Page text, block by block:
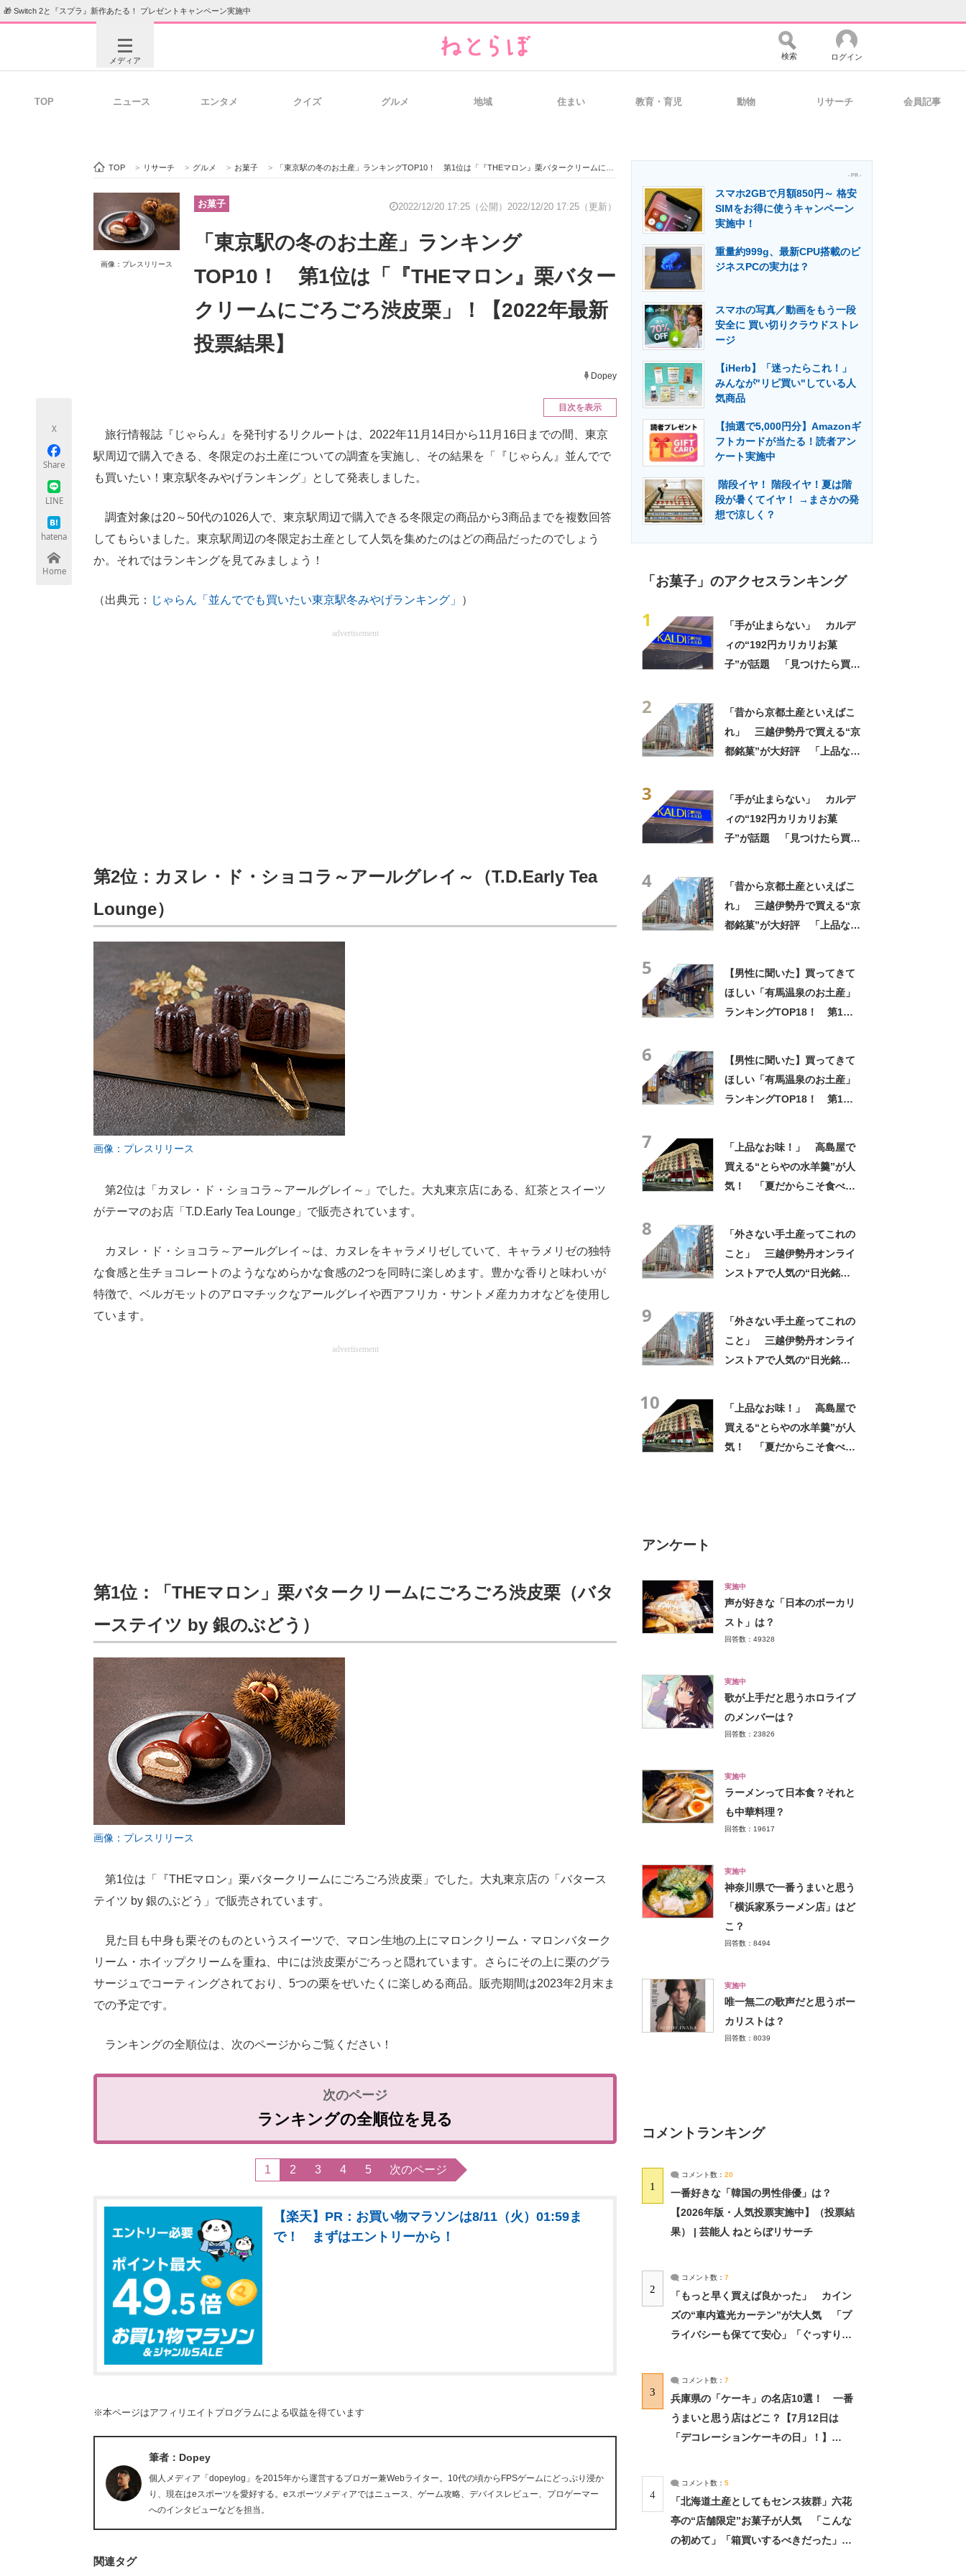
🎁 Switch 2と『スプラ』新作あたる！ プレゼントキャンペーン実施中
メディア
ビジネスと働き方のヒント 経営リーダーのコミュニティ マーケ×ITの今がよく分かる
ITエンジニア向け専門サイト 製造業のIT導入・活用を支援
モノづくり技術者専門サイト エレクトロニクス専門サイト エネルギーの専門メディア 建設×テクノロジーの最前線
検索 ログイン
TOP ニュース エンタメ クイズ グルメ 地域 住まい 教育・育児 動物 リサーチ 会員記事
TOP > リサーチ > グルメ > お菓子 > 「東京駅の冬のお土産」ランキングTOP10！ 第1位は「『THEマロン』栗バタークリームにごろごろ渋皮栗」！【2022年最新投票結果】
画像：プレスリリース
お菓子 2022/12/20 17:25（公開） 2022/12/20 17:25（更新）
「東京駅の冬のお土産」ランキング
TOP10！ 第1位は「『THEマロン』栗バター
クリームにごろごろ渋皮栗」！【2022年最新
投票結果】
Dopey
X
Share
LINE
hatena
Home
目次を表示
旅行情報誌『じゃらん』を発刊するリクルートは、2022年11月14日から11月16日までの間、東京
駅周辺で購入できる、冬限定のお土産についての調査を実施し、その結果を「『じゃらん』並んでで
も買いたい！東京駅冬みやげランキング」として発表しました。
調査対象は20～50代の1026人で、東京駅周辺で購入できる冬限定の商品から3商品までを複数回答
してもらいました。東京駅周辺の冬限定お土産として人気を集めたのはどの商品だったのでしょう
か。それではランキングを見てみましょう！
（出典元： じゃらん「並んででも買いたい東京駅冬みやげランキング」 ）
advertisement
第2位：カヌレ・ド・ショコラ～アールグレイ～（T.D.Early Tea
Lounge）
画像：プレスリリース
第2位は「カヌレ・ド・ショコラ～アールグレイ～」でした。大丸東京店にある、紅茶とスイーツ
がテーマのお店「T.D.Early Tea Lounge」で販売されています。
カヌレ・ド・ショコラ～アールグレイ～は、カヌレをキャラメリゼしていて、キャラメリゼの独特
な食感と生チョコレートのようななめらかな食感の2つを同時に楽しめます。豊かな香りと味わいが
特徴で、ベルガモットのアロマチックなアールグレイや西アフリカ・サントメ産カカオなどを使用し
ています。
advertisement
第1位：「THEマロン」栗バタークリームにごろごろ渋皮栗（バタ
ーステイツ by 銀のぶどう）
画像：プレスリリース
第1位は「『THEマロン』栗バタークリームにごろごろ渋皮栗」でした。大丸東京店の「バタース
テイツ by 銀のぶどう」で販売されています。
見た目も中身も栗そのものというスイーツで、マロン生地の上にマロンクリーム・マロンバターク
リーム・ホイップクリームを重ね、中には渋皮栗がごろっと隠れています。さらにその上に栗のグラ
サージュでコーティングされており、5つの栗をぜいたくに楽しめる商品。販売期間は2023年2月末ま
での予定です。
ランキングの全順位は、次のページからご覧ください！
ランキングの全順位を見る
1 2 3 4 5 次のページ
【楽天】PR：お買い物マラソンは8/11（火）01:59ま
で！ まずはエントリーから！
※本ページはアフィリエイトプログラムによる収益を得ています
筆者：Dopey
個人メディア「dopeylog」を2015年から運営するブロガー兼Webライター。10代の頃からFPSゲームにどっぷり浸か
り、現在はeスポーツを愛好する。eスポーツメディアではニュース、ゲーム攻略、デバイスレビュー、プロゲーマー
へのインタビューなどを担当。
関連タグ
- PR -
スマホ2GBで月額850円～ 格安
SIMをお得に使うキャンペーン
実施中！
重量約999g、最新CPU搭載のビ
ジネスPCの実力は？
スマホの写真／動画をもう一段
安全に 買い切りクラウドストレ
ージ
【iHerb】「迷ったらこれ！」
みんなが"リピ買い"している人
気商品
【抽選で5,000円分】Amazonギ
フトカードが当たる！読者アン
ケート実施中
階段イヤ！ 階段イヤ！夏は階
段が暑くてイヤ！ →まさかの発
想で涼しく？
「お菓子」のアクセスランキング
1
「手が止まらない」 カルデ
ィの“192円カリカリお菓
子”が話題 「見つけたら買う
2
「昔から京都土産といえばこ
れ」 三越伊勢丹で買える“京
都銘菓”が大好評 「上品な甘
3
「手が止まらない」 カルデ
ィの“192円カリカリお菓
子”が話題 「見つけたら買う
4
「昔から京都土産といえばこ
れ」 三越伊勢丹で買える“京
都銘菓”が大好評 「上品な甘
5
【男性に聞いた】買ってきて
ほしい「有馬温泉のお土産」
ランキングTOP18！ 第1位
6
【男性に聞いた】買ってきて
ほしい「有馬温泉のお土産」
ランキングTOP18！ 第1位
7
「上品なお味！」 高島屋で
買える“とらやの水羊羹”が人
気！ 「夏だからこそ食べら
8
「外さない手土産ってこれの
こと」 三越伊勢丹オンライ
ンストアで人気の“日光銘
9
「外さない手土産ってこれの
こと」 三越伊勢丹オンライ
ンストアで人気の“日光銘
10
「上品なお味！」 高島屋で
買える“とらやの水羊羹”が人
気！ 「夏だからこそ食べれ
アンケート
実施中
声が好きな「日本のボーカリ
スト」は？
回答数：49328
実施中
歌が上手だと思うホロライブ
のメンバーは？
回答数：23826
実施中
ラーメンって日本食？それと
も中華料理？
回答数：19617
実施中
神奈川県で一番うまいと思う
「横浜家系ラーメン店」はど
こ？
回答数：8494
実施中
唯一無二の歌声だと思うボー
カリストは？
回答数：8039
コメントランキング
1
コメント数： 20
一番好きな「韓国の男性俳優」は？
【2026年版・人気投票実施中】（投票結
果） | 芸能人 ねとらぼリサーチ
2
コメント数： 7
「もっと早く買えば良かった」 カイン
ズの“車内遮光カーテン”が大人気 「プ
ライバシーも保てて安心」「ぐっすり眠
3
コメント数： 7
兵庫県の「ケーキ」の名店10選！ 一番
うまいと思う店はどこ？【7月12日は
「デコレーションケーキの日」！】
4
コメント数： 5
「北海道土産としてもセンス抜群」六花
亭の“店舗限定”お菓子が人気 「こんな
の初めて」「箱買いするべきだった」